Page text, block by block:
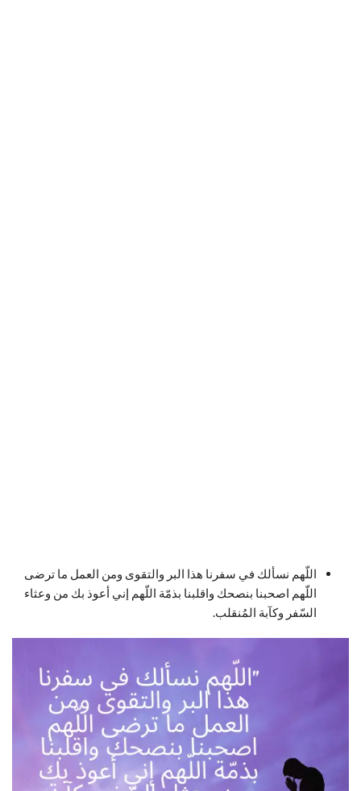
اللّهم نسألك في سفرنا هذا البر والتقوى ومن العمل ما ترضى
اللّهم اصحبنا بنصحك واقلبنا بذمّة اللّهم إني أعوذ بك من وعثاء
السّفر وكآبة المُنقلب.